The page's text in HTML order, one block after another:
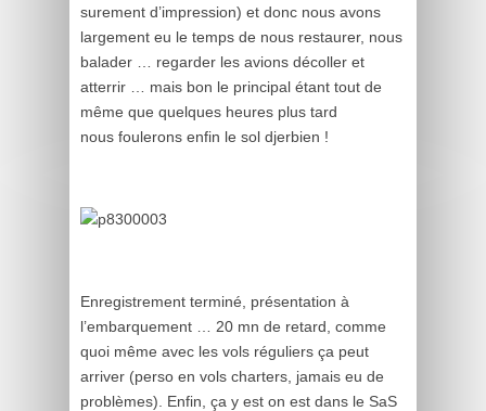
surement d’impression) et donc nous avons
largement eu le temps de nous restaurer, nous
balader … regarder les avions décoller et
atterrir … mais bon le principal étant tout de
même que quelques heures plus tard
nous foulerons enfin le sol djerbien !
Enregistrement terminé, présentation à
l’embarquement … 20 mn de retard, comme
quoi même avec les vols réguliers ça peut
arriver (perso en vols charters, jamais eu de
problèmes). Enfin, ça y est on est dans le SaS